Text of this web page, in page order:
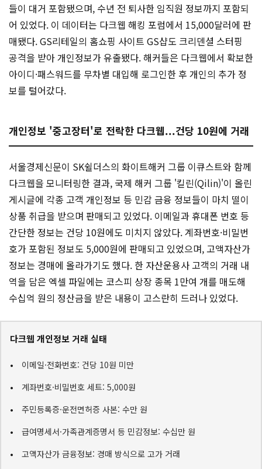
들이 대거 포함됐으며, 수년 전 퇴사한 임직원 정보까지 포함되
어 있었다. 이 데이터는 다크웹 해킹 포럼에서 15,000달러에 판
매됐다. GS리테일의 홈쇼핑 사이트 GS샵도 크리덴셜 스터핑
공격을 받아 개인정보가 유출됐다. 해커들은 다크웹에서 확보한
아이디·패스워드를 무차별 대입해 로그인한 후 개인의 추가 정
보를 털어갔다.
개인정보 '중고장터'로 전락한 다크웹...건당 10원에 거래
서울경제신문이 SK쉴더스의 화이트해커 그룹 이큐스트와 함께
다크웹을 모니터링한 결과, 국제 해커 그룹 '킬린(Qilin)'이 올린
게시글에 각종 고객 개인정보 등 민감 금융 정보들이 마치 떨이
상품 취급을 받으며 판매되고 있었다. 이메일과 휴대폰 번호 등
간단한 정보는 건당 10원에도 미치지 않았다. 계좌번호·비밀번
호가 포함된 정보도 5,000원에 판매되고 있었으며, 고액자산가
정보는 경매에 올라가기도 했다. 한 자산운용사 고객의 거래 내
역을 담은 엑셀 파일에는 코스피 상장 종목 1만여 개를 매도해
수십억 원의 정산금을 받은 내용이 고스란히 드러나 있었다.
다크웹 개인정보 거래 실태
이메일·전화번호: 건당 10원 미만
계좌번호·비밀번호 세트: 5,000원
주민등록증·운전면허증 사본: 수만 원
급여명세서·가족관계증명서 등 민감정보: 수십만 원
고액자산가 금융정보: 경매 방식으로 고가 거래